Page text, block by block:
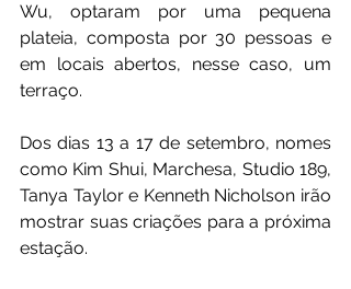
Wu, optaram por uma pequena
plateia, composta por 30 pessoas e
em locais abertos, nesse caso, um
terraço.
Dos dias 13 a 17 de setembro, nomes
como Kim Shui, Marchesa, Studio 189,
Tanya Taylor e Kenneth Nicholson irão
mostrar suas criações para a próxima
estação.